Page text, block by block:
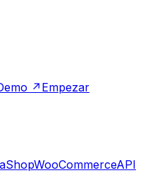
↗ Empezar
WooCommerceAPI